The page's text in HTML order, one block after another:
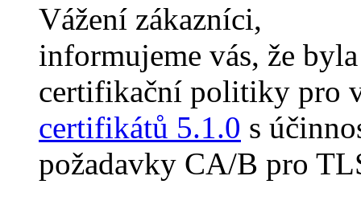
Vážení zákazníci,
informujeme vás, že
certifikační politiky pro
certifikátů 5.1.0 s
požadavky CA/B pro